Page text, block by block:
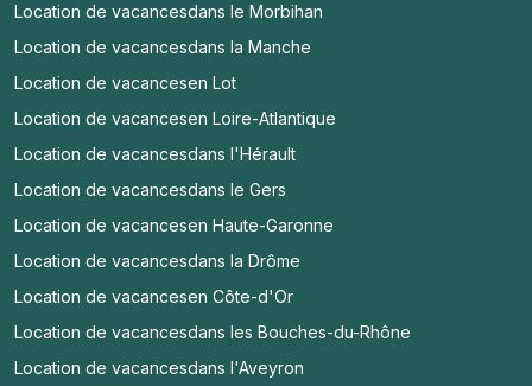
Location de vacancesdans le Morbihan
Location de vacancesdans la Manche
Location de vacancesen Lot
Location de vacancesen Loire-Atlantique
Location de vacancesdans l'Hérault
Location de vacancesdans le Gers
Location de vacancesen Haute-Garonne
Location de vacancesdans la Drôme
Location de vacancesen Côte-d'Or
Location de vacancesdans les Bouches-du-Rhône
Location de vacancesdans l'Aveyron